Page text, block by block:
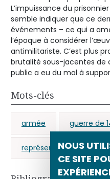
NOUS
CE SITE
L’impuissance du
semble indiquer que ce
événements – ce qui a
l’époque à considérer
antimilitariste. C’est plus
brutalité sous-jacentes de
public a eu du mal à
Mots-clés
armée guerre de
représentation de